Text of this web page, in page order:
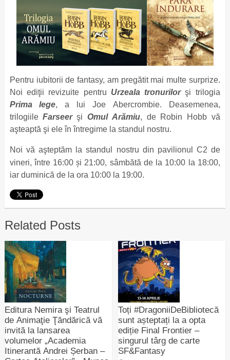
Pentru iubitorii de fantasy, am pregătit mai multe surprize.
Noi ediţii revizuite pentru Urzeala tronurilorşi trilogia
Prima lege, a lui Joe Abercrombie. Deasemenea,
trilogiile Farseerşi Omul Arămiu, de Robin Hobb vă
aşteaptă şi ele în întregime la standul nostru.
Noi vă aşteptăm la standul nostru din pavilionul C2 de
vineri, între 16:00 și 21:00, sâmbătă de la 10:00 la 18:00,
iar duminică de la ora 10:00 la 19:00.
Related Posts
Editura Nemira şi Teatrul
de Animaţie Ţăndărică vă
invită la lansarea
volumelor „Academia
Itinerantă Andrei Șerban –
Toți #DragoniiDeBibliotecă
sunt așteptați la a opta
ediție Final Frontier –
singurul târg de carte
SF&Fantasy